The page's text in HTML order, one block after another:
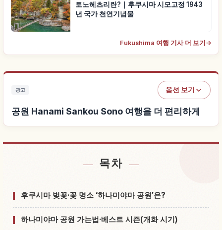
토노헤츠리란?｜후쿠시마 시모고정 1943
년 국가 천연기념물
Fukushima 여행 기사 더 보기 →
광고 옵션 보기
공원 Hanami Sankou Sono 여행을 더 편리하게
공원 Hanami Sankou Sono 근처 숙소 찾기
공원 Hanami Sankou Sono 체험 찾기
목차
후쿠시마 벚꽃·꽃 명소 ‘하나미야마 공원’은?
하나미야마 공원 가는법·베스트 시즌(개화 시기)